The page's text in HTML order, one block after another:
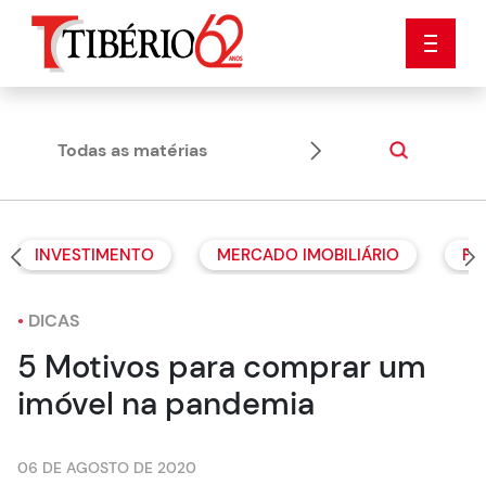
Todas as matérias Dicas
INVESTIMENTO MERCADO IMOBILIÁRIO
• DICAS
5 Motivos para comprar um
imóvel na pandemia
06 DE AGOSTO DE 2020